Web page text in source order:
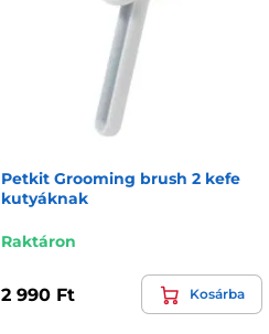
Petkit Grooming brush 2 kefe
kutyáknak
Raktáron
2 990 Ft Kosárba